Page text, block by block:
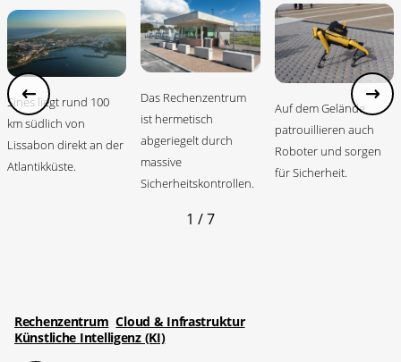
Sines liegt rund 100
km südlich von
Lissabon direkt an der
Atlantikküste.
Das Rechenzentrum
ist hermetisch
abgeriegelt durch
massive
Sicherheitskontrollen.
Auf dem Gelände
patrouillieren auch
Roboter und sorgen
für Sicherheit.
1 / 7
Rechenzentrum Cloud & Infrastruktur
Künstliche Intelligenz (KI)